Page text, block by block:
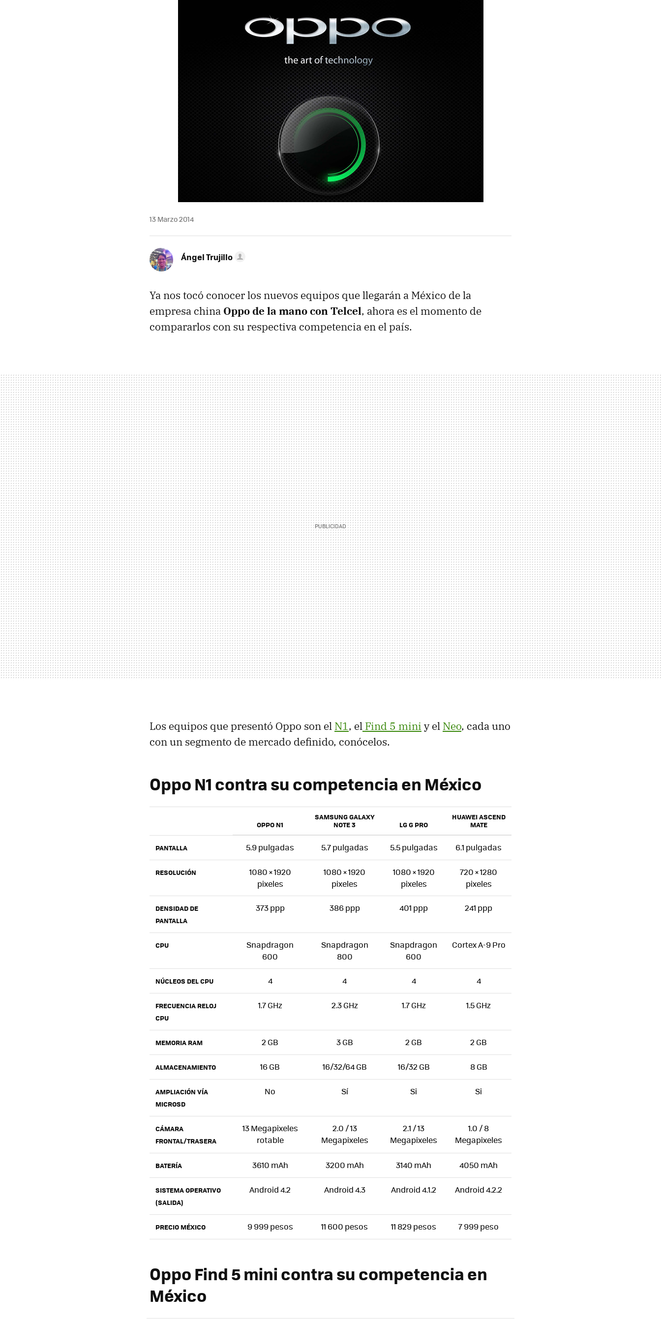
13 Marzo 2014
Ángel Trujillo
Ya nos tocó conocer los nuevos equipos que llegarán a México de la
empresa china Oppo de la mano con Telcel, ahora es el momento de
compararlos con su respectiva competencia en el país.
Los equipos que presentó Oppo son el N1, el Find 5 mini y el Neo, cada uno
con un segmento de mercado definido, conócelos.
Oppo N1 contra su competencia en México
OPPO N1
SAMSUNG GALAXY
NOTE 3
LG G PRO
HUAWEI ASCEND
MATE
PANTALLA 5.9 pulgadas 5.7 pulgadas 5.5 pulgadas 6.1 pulgadas
RESOLUCIÓN
1080 × 1920
pixeles
1080 × 1920
pixeles
1080 × 1920
pixeles
720 × 1280
pixeles
DENSIDAD DE
PANTALLA
373 ppp 386 ppp 401 ppp 241 ppp
CPU
Snapdragon
600
Snapdragon
800
Snapdragon
600
Cortex A-9 Pro
NÚCLEOS DEL CPU 4 4 4 4
FRECUENCIA RELOJ
CPU
1.7 GHz 2.3 GHz 1.7 GHz 1.5 GHz
MEMORIA RAM 2 GB 3 GB 2 GB 2 GB
ALMACENAMIENTO 16 GB 16/32/64 GB 16/32 GB 8 GB
AMPLIACIÓN VÍA
MICROSD
No Sí Si Si
CÁMARA
FRONTAL/TRASERA
13 Megapixeles
rotable
2.0 / 13
Megapixeles
2.1 / 13
Megapixeles
1.0 / 8
Megapixeles
BATERÍA 3610 mAh 3200 mAh 3140 mAh 4050 mAh
SISTEMA OPERATIVO
(SALIDA)
Android 4.2 Android 4.3 Android 4.1.2 Android 4.2.2
PRECIO MÉXICO 9 999 pesos 11 600 pesos 11 829 pesos 7 999 peso
Oppo Find 5 mini contra su competencia en
México